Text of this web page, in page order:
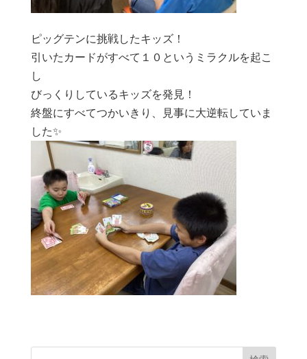
ピッグテンに挑戦したキッズ！
引いたカードがすべて１０というミラクルを起こ
し
びっくりしているキッズを発見！
終盤にすべてつかいきり、見事に大逆転していま
した✨